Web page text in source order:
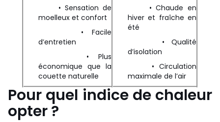
• Sensation de
moelleux et confort
• Facile
d’entretien
• Plus
économique que la
couette naturelle
• Chaude en
hiver et fraîche en
été
• Qualité
d’isolation
• Circulation
maximale de l’air
Pour quel indice de chaleur
opter ?